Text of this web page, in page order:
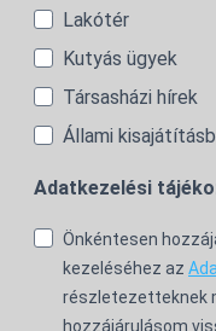
Lakótér
Kutyás ügyek
Társasházi hírek
Állami
Adatkezelési
Önkéntesen
kezeléséhez az
részletezetteknek
hozzájárulásom